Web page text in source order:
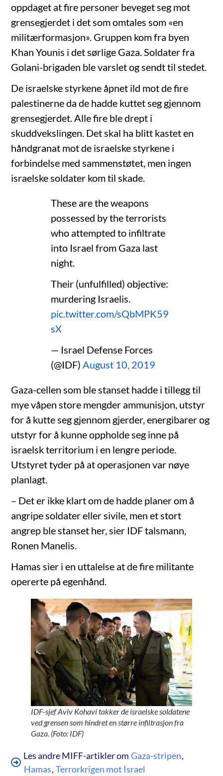
oppdaget at fire personer beveget seg mot
grensegjerdet i det som omtales som «en
militærformasjon». Gruppen kom fra byen
Khan Younis i det sørlige Gaza. Soldater fra
Golani-brigaden ble varslet og sendt til stedet.
De israelske styrkene åpnet ild mot de fire
palestinerne da de hadde kuttet seg gjennom
grensegjerdet. Alle fire ble drept i
skuddvekslingen. Det skal ha blitt kastet en
håndgranat mot de israelske styrkene i
forbindelse med sammenstøtet, men ingen
israelske soldater kom til skade.
These are the weapons
possessed by the terrorists
who attempted to infiltrate
into Israel from Gaza last
night.
Their (unfulfilled) objective:
murdering Israelis.
pic.twitter.com/sQbMPK59
sX
— Israel Defense Forces
(@IDF) August 10, 2019
Gaza-cellen som ble stanset hadde i tillegg til
mye våpen store mengder ammunisjon, utstyr
for å kutte seg gjennom gjerder, energibarer og
utstyr for å kunne oppholde seg inne på
israelsk territorium i en lengre periode.
Utstyret tyder på at operasjonen var nøye
planlagt.
– Det er ikke klart om de hadde planer om å
angripe soldater eller sivile, men et stort
angrep ble stanset her, sier IDF talsmann,
Ronen Manelis.
Hamas sier i en uttalelse at de fire militante
opererte på egenhånd.
IDF-sjef Aviv Kohavi takker de israelske soldatene
ved grensen som hindret en større infiltrasjon fra
Gaza. (Foto: IDF)
Les andre MIFF-artikler om Gaza-stripen,
Hamas, Terrorkrigen mot Israel